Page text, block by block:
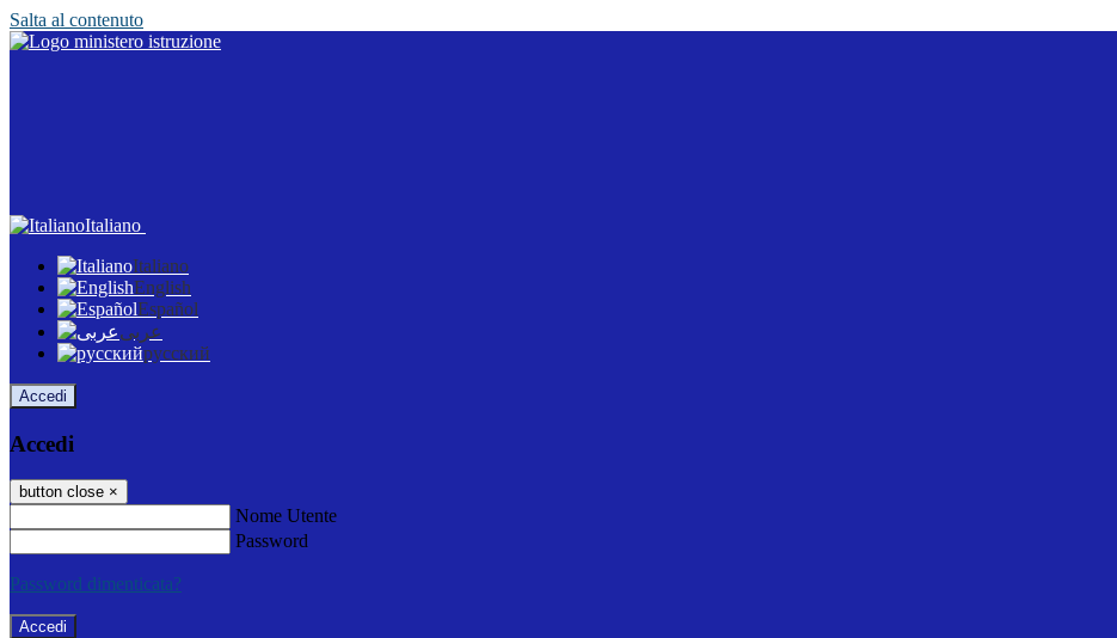
Salta al contenuto
Italiano
Italiano
English
Español
عربى
русский
Accedi
Accedi
button close ×
Nome Utente
Password
Password dimenticata?